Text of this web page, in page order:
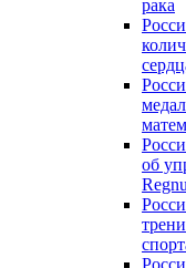
рака
об